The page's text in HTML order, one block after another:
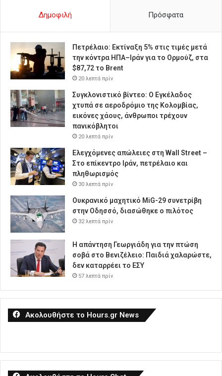
Δημοφιλή Πρόσφατα
Πετρέλαιο: Εκτίναξη 5% στις τιμές μετά
την κόντρα ΗΠΑ–Ιράν για το Ορμούζ, στα
$87,72 το Brent
20 λεπτά πρίν
Συγκλονιστικό βίντεο: Ο Εγκέλαδος
χτυπά σε αεροδρόμιο της Κολομβίας,
εικόνες χάους, άνθρωποι τρέχουν
πανικόβλητοι
20 λεπτά πρίν
Ελεγχόμενες απώλειες στη Wall Street –
Στο επίκεντρο Ιράν, πετρέλαιο και
πληθωρισμός
30 λεπτά πρίν
Oυκρανικό μαχητικό MiG-29 συνετρίβη
στην Οδησσό, διασώθηκε ο πιλότος
32 λεπτά πρίν
Η απάντηση Γεωργιάδη για την πτώση
σοβά στο Βενιζέλειο: Παιδιά χαλαρώστε,
δεν καταρρέει το ΕΣΥ
57 λεπτά πρίν
Ακολουθήστε το Hours.gr News